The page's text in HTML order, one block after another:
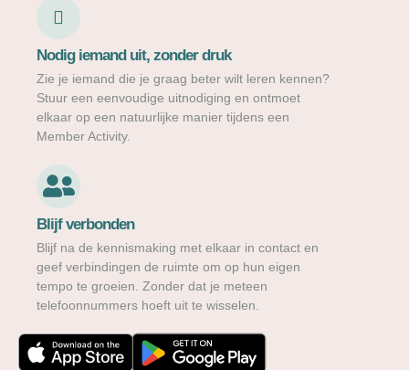
Nodig iemand uit, zonder druk
Zie je iemand die je graag beter wilt leren kennen?
Stuur een eenvoudige uitnodiging en ontmoet
elkaar op een natuurlijke manier tijdens een
Member Activity.
Blijf verbonden
Blijf na de kennismaking met elkaar in contact en
geef verbindingen de ruimte om op hun eigen
tempo te groeien. Zonder dat je meteen
telefoonnummers hoeft uit te wisselen.